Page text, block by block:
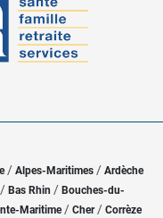
/ Alpes-Maritimes / Ardèche
/ Bas Rhin / Bouches-du-
Maritime/ Cher / Corrèze